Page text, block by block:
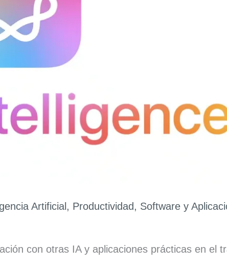
Artificial , Productividad, Software y
con otras IA y aplicaciones prácticas en el